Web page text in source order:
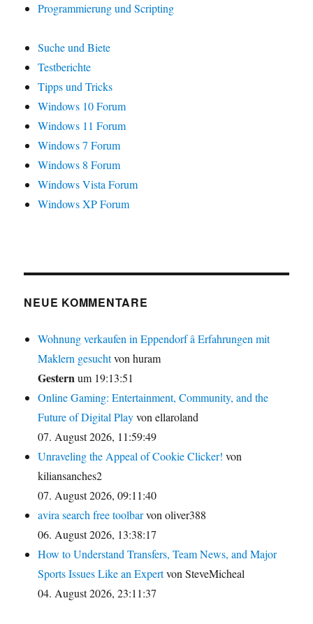
Programmierung und Scripting
Suche und Biete
Testberichte
Tipps und Tricks
Windows 10 Forum
Windows 11 Forum
Windows 7 Forum
Windows 8 Forum
Windows Vista Forum
Windows XP Forum
NEUE KOMMENTARE
Wohnung verkaufen in Eppendorf â Erfahrungen mit
Maklern gesuchtvon huram
Gesternum 19:13:51
Online Gaming: Entertainment, Community, and the
Future of Digital Playvon ellaroland
07. August 2026, 11:59:49
Unraveling the Appeal of Cookie Clicker! von
kiliansanches2
07. August 2026, 09:11:40
avira search free toolbarvon oliver388
06. August 2026, 13:38:17
How to Understand Transfers, Team News, and Major
Sports Issues Like an Expertvon SteveMicheal
04. August 2026, 23:11:37